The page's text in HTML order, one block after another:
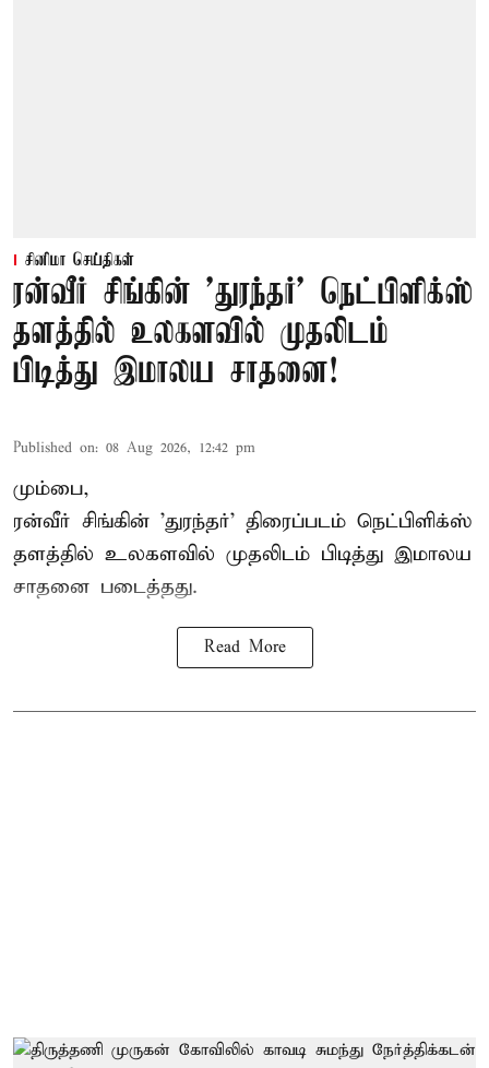
சினிமா செய்திகள்
ரன்வீர் சிங்கின் 'துரந்தர்' நெட்பிளிக்ஸ்
தளத்தில் உலகளவில் முதலிடம்
பிடித்து இமாலய சாதனை!
Published on: 08 Aug 2026, 12:42 pm
மும்பை,
ரன்வீர் சிங்கின் 'துரந்தர்' திரைப்படம் நெட்பிளிக்ஸ்
தளத்தில் உலகளவில் முதலிடம் பிடித்து இமாலய
சாதனை படைத்தது.
Read More